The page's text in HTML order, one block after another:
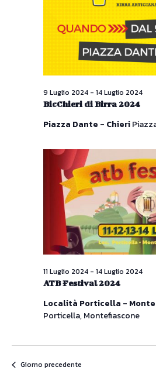
BicChieri di Birra 2024
9 Luglio 2024- 14 Luglio 2024
Piazza Dante - Chieri
ATB Festival 2024
11 Luglio 2024- 14 Luglio 2024
Località Porticella -
Porticella, Montefiascone
Giorno precedente